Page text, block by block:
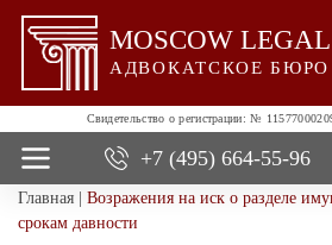
MOSCOW LEGAL
АДВОКАТСКОЕ БЮРО
Свидетельство о регистрации:№
О нас
Все услуги
+7 (495) 664-55-96
Главная
Возражения на иск о разделе
срокам давности